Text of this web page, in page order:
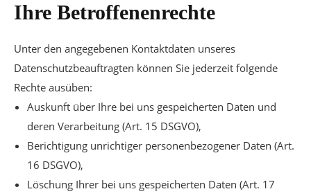
Ihre Betroffenenrechte
Unter den angegebenen Kontaktdaten unseres
Datenschutzbeauftragten können Sie jederzeit folgende
Rechte ausüben:
Auskunft über Ihre bei uns gespeicherten Daten und
deren Verarbeitung (Art. 15 DSGVO),
Berichtigung unrichtiger personenbezogener Daten (Art.
16 DSGVO),
Löschung Ihrer bei uns gespeicherten Daten (Art. 17